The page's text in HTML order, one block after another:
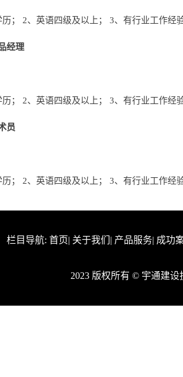
2、英语四级及以上； 3、有行业工作经
经理
2、英语四级及以上； 3、有行业工作经
员
2、英语四级及以上； 3、有行业工作经
栏目导航: 首页| 关于我们 | 产品服务| 成功
2023 版权所有 © 宇通建